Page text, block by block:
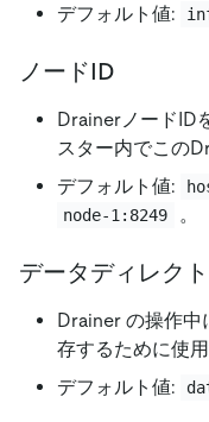
デフォルト値:
ノードID
DrainerノードID
スター内でこの
デフォルト値:
node-1:8249 。
データディレクト
Drainer の操作中
存するために使
デフォルト値: